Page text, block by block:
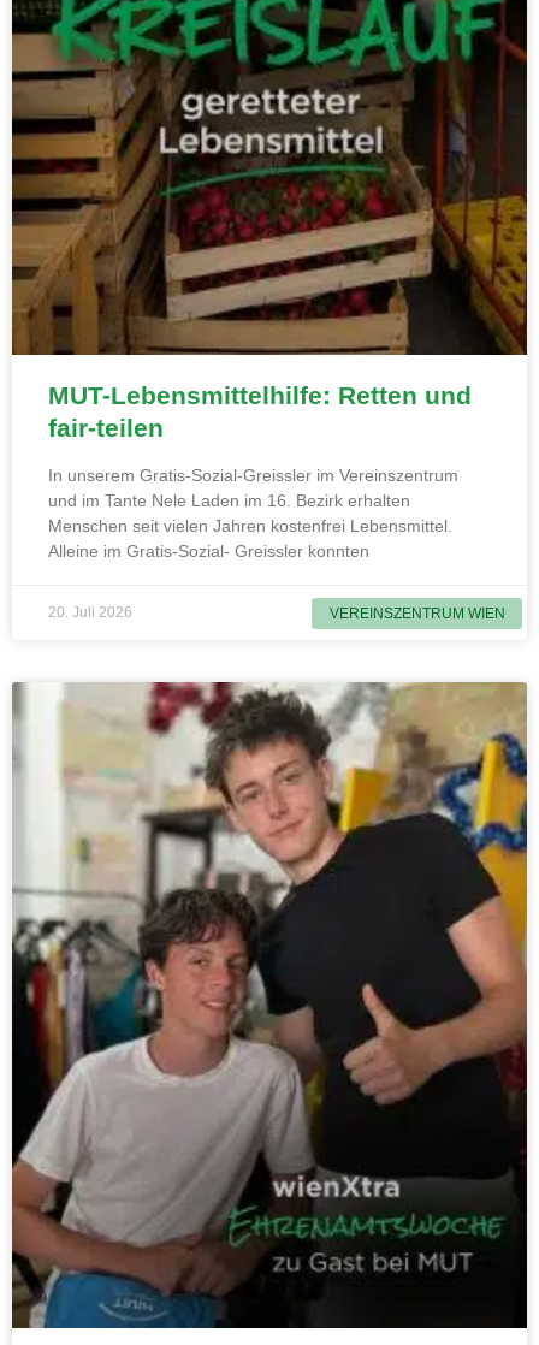
VEREINSZENTRUM WIEN
MUT-Lebensmittelhilfe: Retten und
fair-teilen
In unserem Gratis-Sozial-Greissler im Vereinszentrum
und im Tante Nele Laden im 16. Bezirk erhalten
Menschen seit vielen Jahren kostenfrei Lebensmittel.
Alleine im Gratis-Sozial- Greissler konnten
20. Juli 2026